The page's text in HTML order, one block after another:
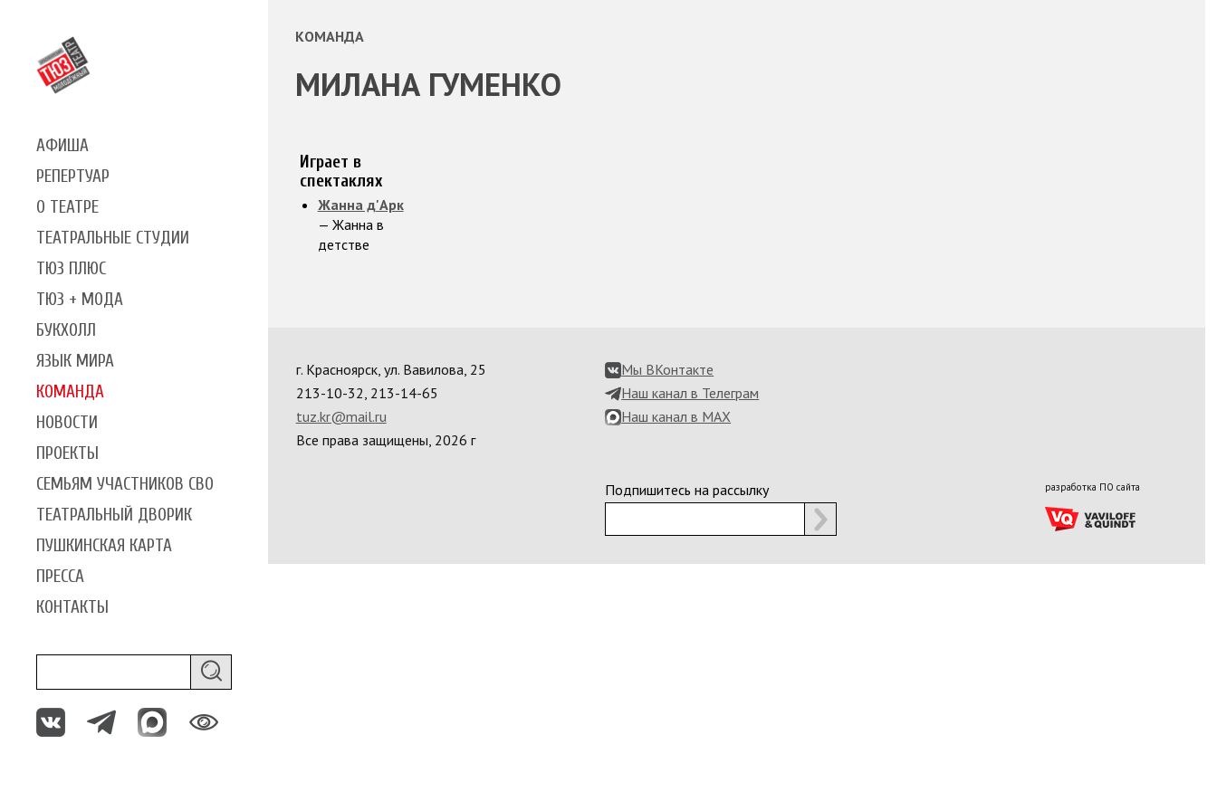
АФИША
РЕПЕРТУАР
О ТЕАТРЕ
ТЕАТРАЛЬНЫЕ СТУДИИ
ТЮЗ ПЛЮС
ТЮЗ + МОДА
БУКХОЛЛ
ЯЗЫК МИРА
КОМАНДА
НОВОСТИ
ПРОЕКТЫ
СЕМЬЯМ УЧАСТНИКОВ СВО
ТЕАТРАЛЬНЫЙ ДВОРИК
ПУШКИНСКАЯ КАРТА
ПРЕССА
КОНТАКТЫ
КОМАНДА
МИЛАНА ГУМЕНКО
Играет в
спектаклях
Жанна д'Арк
— Жанна в
детстве
г. Красноярск, ул. Вавилова, 25
213-10-32, 213-14-65
tuz.kr@mail.ru
Все права защищены, 2026 г
Мы ВКонтакте
Наш канал в Телеграм
Наш канал в MAX
Подпишитесь на рассылку разработка ПО сайта